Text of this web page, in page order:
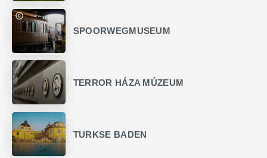
SPOORWEGMUSEUM
TERROR HÁZA MÚZEUM
TURKSE BADEN